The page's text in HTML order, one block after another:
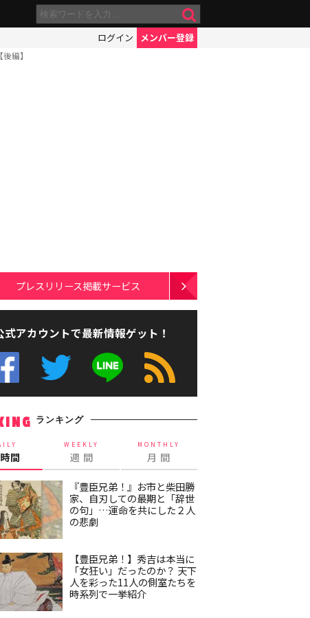
ログイン メンバー登録
編】
プレスリリース掲載サービス
式アカウントで最新情報ゲット！
ランキング
間
WEEKLY
週 間
MONTHLY
月 間
『豊臣兄弟！』お市と柴田勝
家、自刃しての最期と「辞世
の句」…運命を共にした２人
の悲劇
【豊臣兄弟！】秀吉は本当に
「女狂い」だったのか？ 天下
人を彩った11人の側室たちを
時系列で一挙紹介